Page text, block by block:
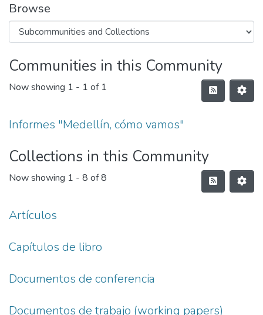
Browse
Communities in this Community
Now showing 1 - 1 of 1
Informes "Medellín, cómo vamos"
Collections in this Community
Now showing 1 - 8 of 8
Artículos
Capítulos de libro
Documentos de conferencia
Documentos de trabajo (working papers)